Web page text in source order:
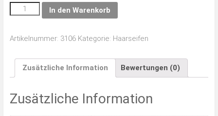
In den Warenkorb
Artikelnummer: 3106 Kategorie: Haarseifen
Zusätzliche Information Bewertungen (0)
Zusätzliche Information